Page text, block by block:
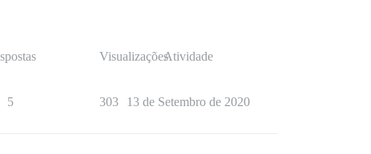
VisualizaçõesAtividade
5 303 13 de Setembro de 2020